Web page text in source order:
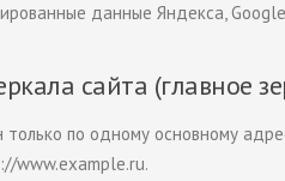
данные Яндекса,
сайта (главное
по одному основному
www.example.ru.